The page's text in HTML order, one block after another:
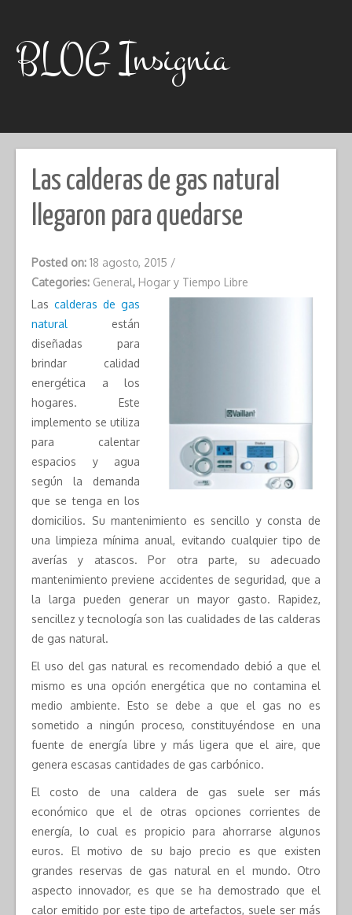
contentBLOG Insignia
Las calderas de gas natural
llegaron para quedarse
Posted on: 18 agosto, 2015 /
Categories: General, Hogar y Tiempo Libre
Las calderas de gas
natural están
diseñadas para
brindar calidad
energética a los
hogares. Este
implemento se utiliza
para calentar
espacios y agua
según la demanda
que se tenga en los
domicilios. Su mantenimiento es sencillo y consta de
una limpieza mínima anual, evitando cualquier tipo de
averías y atascos. Por otra parte, su adecuado
mantenimiento previene accidentes de seguridad, que a
la larga pueden generar un mayor gasto. Rapidez,
sencillez y tecnología son las cualidades de las calderas
de gas natural.
El uso del gas natural es recomendado debió a que el
mismo es una opción energética que no contamina el
medio ambiente. Esto se debe a que el gas no es
sometido a ningún proceso, constituyéndose en una
fuente de energía libre y más ligera que el aire, que
genera escasas cantidades de gas carbónico.
El costo de una caldera de gas suele ser más
económico que el de otras opciones corrientes de
energía, lo cual es propicio para ahorrarse algunos
euros. El motivo de su bajo precio es que existen
grandes reservas de gas natural en el mundo. Otro
aspecto innovador, es que se ha demostrado que el
calor emitido por este tipo de artefactos, suele ser más